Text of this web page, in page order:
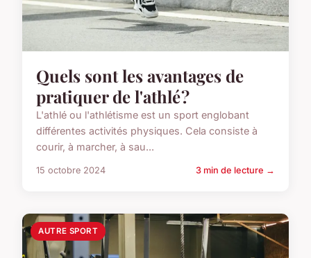
Quels sont les avantages de
pratiquer de l'athlé ?
L'athlé ou l'athlétisme est un sport englobant
différentes activités physiques. Cela consiste à
courir, à marcher, à sau...
15 octobre 2024 3 min de lecture →
AUTRE SPORT